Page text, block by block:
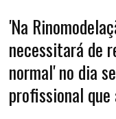
'Na
necessitará de
normal' no dia
profissional que